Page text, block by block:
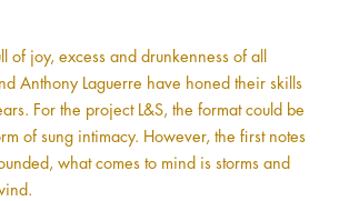
of joy, excess and drunkenness of all
Anthony Laguerre have honed their skills
For the project L&S, the format could be
of sung intimacy. However, the first notes
what comes to mind is storms and